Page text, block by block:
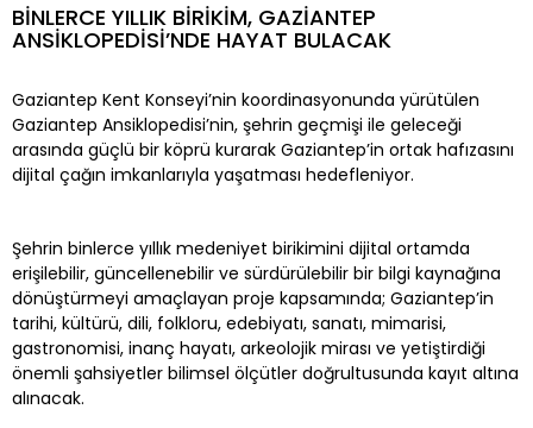
BİNLERCE YILLIK BİRİKİM, GAZİANTEP
ANSİKLOPEDİSİ’NDE HAYAT BULACAK
Gaziantep Kent Konseyi’nin koordinasyonunda yürütülen
Gaziantep Ansiklopedisi’nin, şehrin geçmişi ile geleceği
arasında güçlü bir köprü kurarak Gaziantep’in ortak hafızasını
dijital çağın imkanlarıyla yaşatması hedefleniyor.
Şehrin binlerce yıllık medeniyet birikimini dijital ortamda
erişilebilir, güncellenebilir ve sürdürülebilir bir bilgi kaynağına
dönüştürmeyi amaçlayan proje kapsamında; Gaziantep’in
tarihi, kültürü, dili, folkloru, edebiyatı, sanatı, mimarisi,
gastronomisi, inanç hayatı, arkeolojik mirası ve yetiştirdiği
önemli şahsiyetler bilimsel ölçütler doğrultusunda kayıt altına
alınacak.